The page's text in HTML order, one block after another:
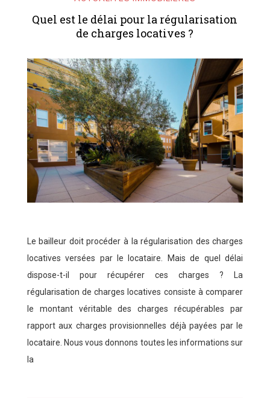
Quel est le délai pour la régularisation
de charges locatives ?
Le bailleur doit procéder à la régularisation des charges
locatives versées par le locataire. Mais de quel délai
dispose-t-il pour récupérer ces charges ? La
régularisation de charges locatives consiste à comparer
le montant véritable des charges récupérables par
rapport aux charges provisionnelles déjà payées par le
locataire. Nous vous donnons toutes les informations sur
la